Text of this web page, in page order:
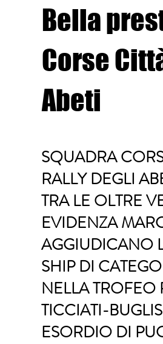
Bella
Corse
Abeti
SQUADRA
RALLY DEGLI
TRA LE OLTRE
EVIDENZA
AGGIUDICANO
SHIP DI
NELLA
TICCIATI-
ESORDIO DI